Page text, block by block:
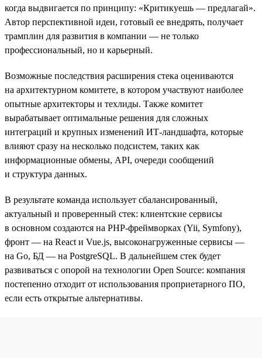
когда выдвигается по принципу: «Критикуешь — предлагай».
Автор перспективной идеи, готовый ее внедрять, получает
трамплин для развития в компании — не только
профессиональный, но и карьерный.
Возможные последствия расширения стека оцениваются
на архитектурном комитете, в котором участвуют наиболее
опытные архитекторы и техлиды. Также комитет
вырабатывает оптимальные решения для сложных
интеграций и крупных изменений ИТ-ландшафта, которые
влияют сразу на несколько подсистем, таких как
информационные обмены, API, очереди сообщений
и структура данных.
В результате команда использует сбалансированный,
актуальный и проверенный стек: клиентские сервисы
в основном создаются на PHP-фреймворках (Yii, Symfony),
фронт — на React и Vue.js, высоконагруженные сервисы —
на Go, БД — на PostgreSQL. В дальнейшем стек будет
развиваться с опорой на технологии Open Source: компания
постепенно отходит от использования проприетарного ПО,
если есть открытые альтернативы.